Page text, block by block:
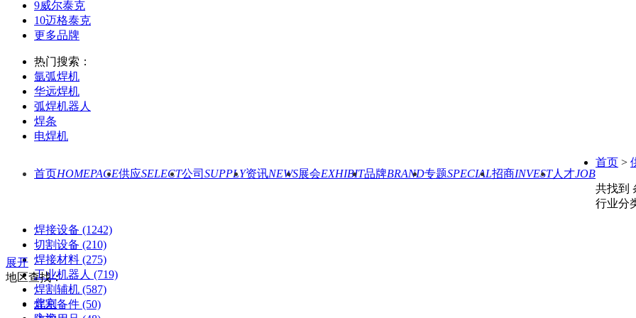
9威尔泰克
10迈格泰克
更多品牌
热门搜索：
氩弧焊机
华远焊机
弧焊机器人
焊条
电焊机
首页HOMEPAGE供应SELECT公司 SUPPLY资讯NEWS展会EXHIBIT品牌BRAND专题SPECIAL招商INVEST人才JOB
首页 >
共找到
行业分
焊接设备 (1242)
切割设备 (210)
焊接材料 (275)
工业机器人 (719)
焊割辅机 (587)
焊割备件 (50)
展开
地区查找：
北京